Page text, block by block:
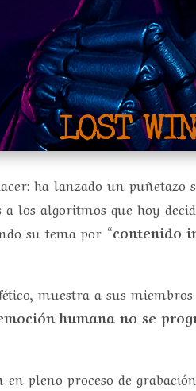
ha lanzado un
los algoritmos que hoy
su tema por “contenido
muestra a sus
humana no se
pleno proceso de